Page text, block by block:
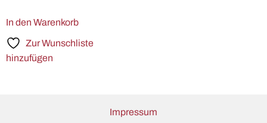
In den Warenkorb
Zur Wunschliste
hinzufügen
Impressum